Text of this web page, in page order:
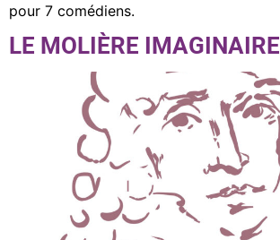
pour 7 comédiens.
LE MOLIÈRE IMAGINAIRE